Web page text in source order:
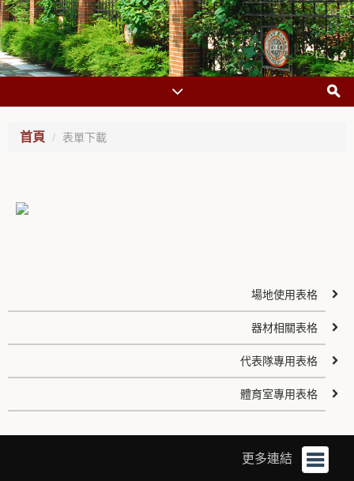
首頁 表單下載
場地使用表格
器材相關表格
代表隊專用表格
體育室專用表格
更多連結